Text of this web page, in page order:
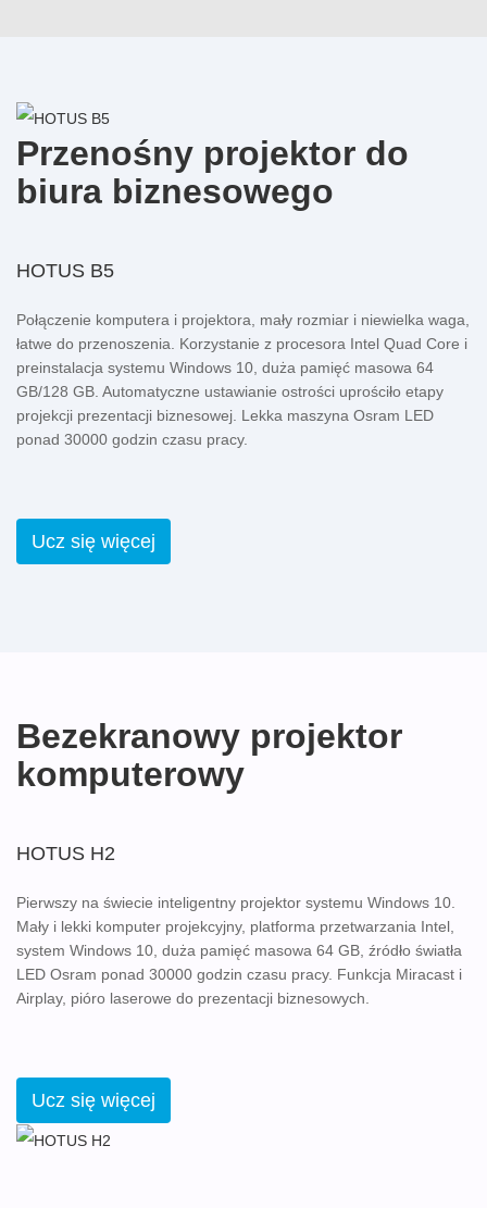
Przenośny projektor do
biura biznesowego
HOTUS B5
Połączenie komputera i projektora, mały rozmiar i niewielka waga,
łatwe do przenoszenia. Korzystanie z procesora Intel Quad Core i
preinstalacja systemu Windows 10, duża pamięć masowa 64
GB/128 GB. Automatyczne ustawianie ostrości uprościło etapy
projekcji prezentacji biznesowej. Lekka maszyna Osram LED
ponad 30000 godzin czasu pracy.
Ucz się więcej
Bezekranowy projektor
komputerowy
HOTUS H2
Pierwszy na świecie inteligentny projektor systemu Windows 10.
Mały i lekki komputer projekcyjny, platforma przetwarzania Intel,
system Windows 10, duża pamięć masowa 64 GB, źródło światła
LED Osram ponad 30000 godzin czasu pracy. Funkcja Miracast i
Airplay, pióro laserowe do prezentacji biznesowych.
Ucz się więcej